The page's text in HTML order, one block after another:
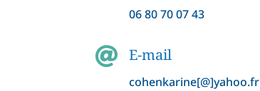
06 80 70 07 43
 E-mail
cohenkarine[@]yahoo.fr